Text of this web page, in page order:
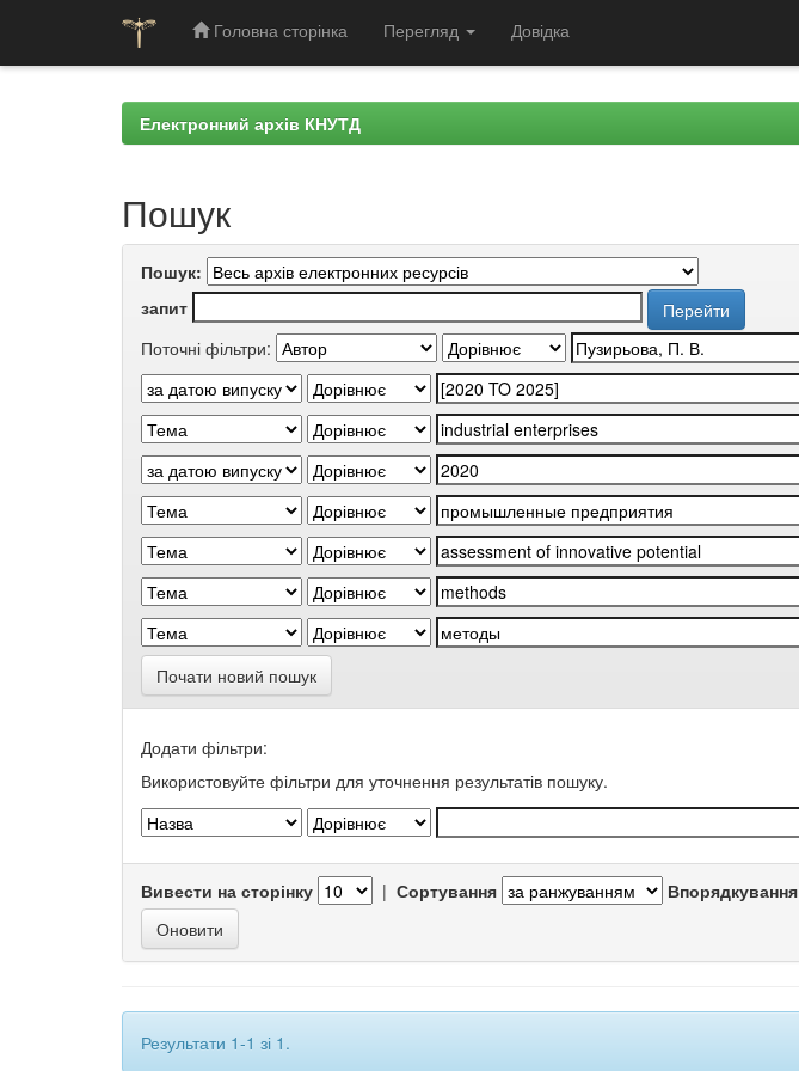
Головна сторінка Перегляд Довідка
Електронний архів КНУТД
Пошук
Пошук:
запит
Поточні фільтри:
Почати новий пошук
Додати фільтри:
Використовуйте фільтри для уточнення результатів пошуку.
Вивести на сторінку | Сортування Впорядкування
Результати 1-1 зі 1.